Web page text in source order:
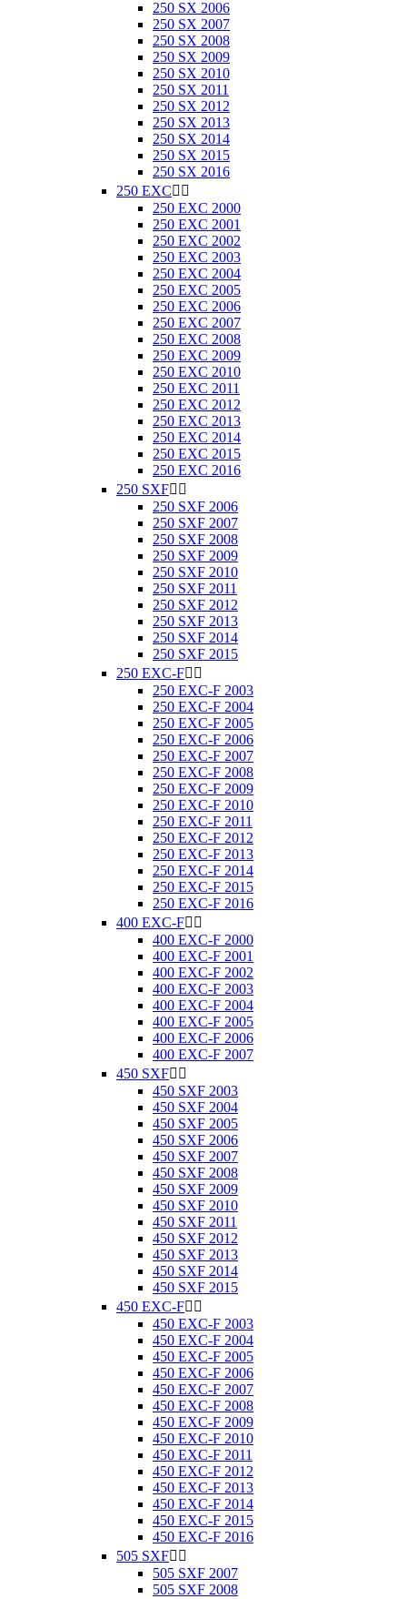
250 SX 2006
250 SX 2007
250 SX 2008
250 SX 2009
250 SX 2010
250 SX 2011
250 SX 2012
250 SX 2013
250 SX 2014
250 SX 2015
250 SX 2016
250 EXC 
250 EXC 2000
250 EXC 2001
250 EXC 2002
250 EXC 2003
250 EXC 2004
250 EXC 2005
250 EXC 2006
250 EXC 2007
250 EXC 2008
250 EXC 2009
250 EXC 2010
250 EXC 2011
250 EXC 2012
250 EXC 2013
250 EXC 2014
250 EXC 2015
250 EXC 2016
250 SXF 
250 SXF 2006
250 SXF 2007
250 SXF 2008
250 SXF 2009
250 SXF 2010
250 SXF 2011
250 SXF 2012
250 SXF 2013
250 SXF 2014
250 SXF 2015
250 EXC-F 
250 EXC-F 2003
250 EXC-F 2004
250 EXC-F 2005
250 EXC-F 2006
250 EXC-F 2007
250 EXC-F 2008
250 EXC-F 2009
250 EXC-F 2010
250 EXC-F 2011
250 EXC-F 2012
250 EXC-F 2013
250 EXC-F 2014
250 EXC-F 2015
250 EXC-F 2016
400 EXC-F 
400 EXC-F 2000
400 EXC-F 2001
400 EXC-F 2002
400 EXC-F 2003
400 EXC-F 2004
400 EXC-F 2005
400 EXC-F 2006
400 EXC-F 2007
450 SXF 
450 SXF 2003
450 SXF 2004
450 SXF 2005
450 SXF 2006
450 SXF 2007
450 SXF 2008
450 SXF 2009
450 SXF 2010
450 SXF 2011
450 SXF 2012
450 SXF 2013
450 SXF 2014
450 SXF 2015
450 EXC-F 
450 EXC-F 2003
450 EXC-F 2004
450 EXC-F 2005
450 EXC-F 2006
450 EXC-F 2007
450 EXC-F 2008
450 EXC-F 2009
450 EXC-F 2010
450 EXC-F 2011
450 EXC-F 2012
450 EXC-F 2013
450 EXC-F 2014
450 EXC-F 2015
450 EXC-F 2016
505 SXF 
505 SXF 2007
505 SXF 2008